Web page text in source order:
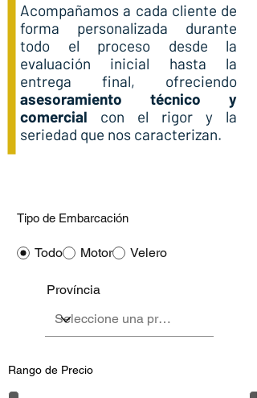
Acompañamos a cada cliente de
forma personalizada durante
todo el proceso desde la
evaluación inicial hasta la
entrega final, ofreciendo
asesoramiento técnico y
comercial con el rigor y la
seriedad que nos caracterizan.
Tipo de Embarcación
Todo Motor Velero
Província
Rango de Precio